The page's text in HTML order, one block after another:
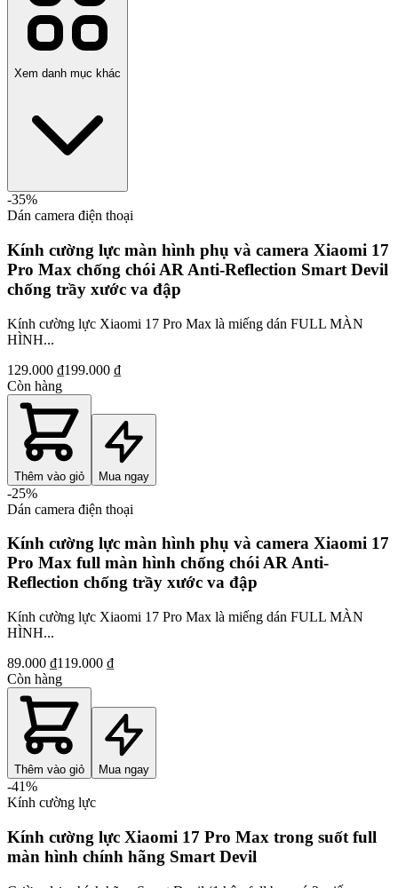
Xem danh mục khác
-35%
Dán camera điện thoại
Kính cường lực màn hình phụ và camera Xiaomi 17
Pro Max chống chói AR Anti-Reflection Smart Devil
chống trầy xước va đập
Kính cường lực Xiaomi 17 Pro Max là miếng dán FULL MÀN
HÌNH...
129.000 ₫199.000 ₫
Còn hàng
Thêm vào giỏ Mua ngay
-25%
Dán camera điện thoại
Kính cường lực màn hình phụ và camera Xiaomi 17
Pro Max full màn hình chống chói AR Anti-
Reflection chống trầy xước va đập
Kính cường lực Xiaomi 17 Pro Max là miếng dán FULL MÀN
HÌNH...
89.000 ₫119.000 ₫
Còn hàng
Thêm vào giỏ Mua ngay
-41%
Kính cường lực
Kính cường lực Xiaomi 17 Pro Max trong suốt full
màn hình chính hãng Smart Devil